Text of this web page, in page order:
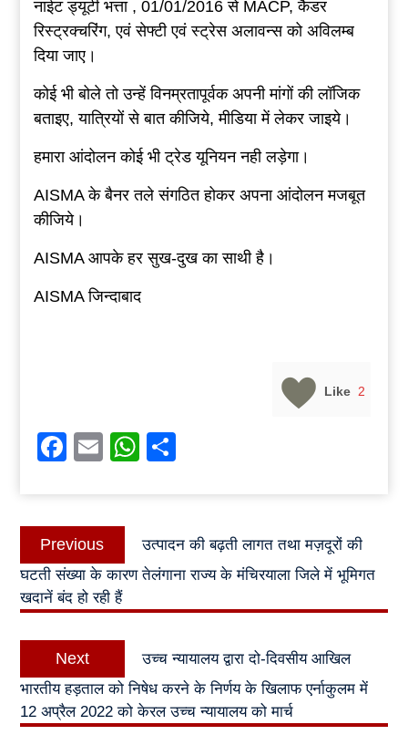
नाईट ड्यूटी भत्ता , 01/01/2016 से MACP, कैडर
रिस्ट्रक्चरिंग, एवं सेफ्टी एवं स्ट्रेस अलावन्स को अविलम्ब
दिया जाए।
कोई भी बोले तो उन्हें विनम्रतापूर्वक अपनी मांगों की लॉजिक
बताइए, यात्रियों से बात कीजिये, मीडिया में लेकर जाइये।
हमारा आंदोलन कोई भी ट्रेड यूनियन नही लड़ेगा।
AISMA के बैनर तले संगठित होकर अपना आंदोलन मजबूत
कीजिये।
AISMA आपके हर सुख-दुख का साथी है।
AISMA जिन्दाबाद
Like 2
Facebook
EmailWhatsApp
Post
navigation
Previous
post:
उत्पादन की बढ़ती लागत तथा मज़दूरों की
घटती संख्या के कारण तेलंगाना राज्य के मंचिरयाला जिले में भूमिगत
खदानें बंद हो रही हैं
Next
post:
उच्च न्यायालय द्वारा दो-दिवसीय आखिल
भारतीय हड़ताल को निषेध करने के निर्णय के खिलाफ एर्नाकुलम में
12 अप्रैल 2022 को केरल उच्च न्यायालय को मार्च